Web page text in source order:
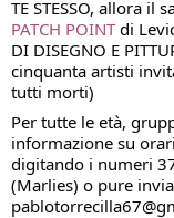
PATCH POINT di
DI DISEGNO E
cinquanta artisti
tutti morti)
Per tutte le età,
informazione su
digitando i numeri
(Marlies) o pure